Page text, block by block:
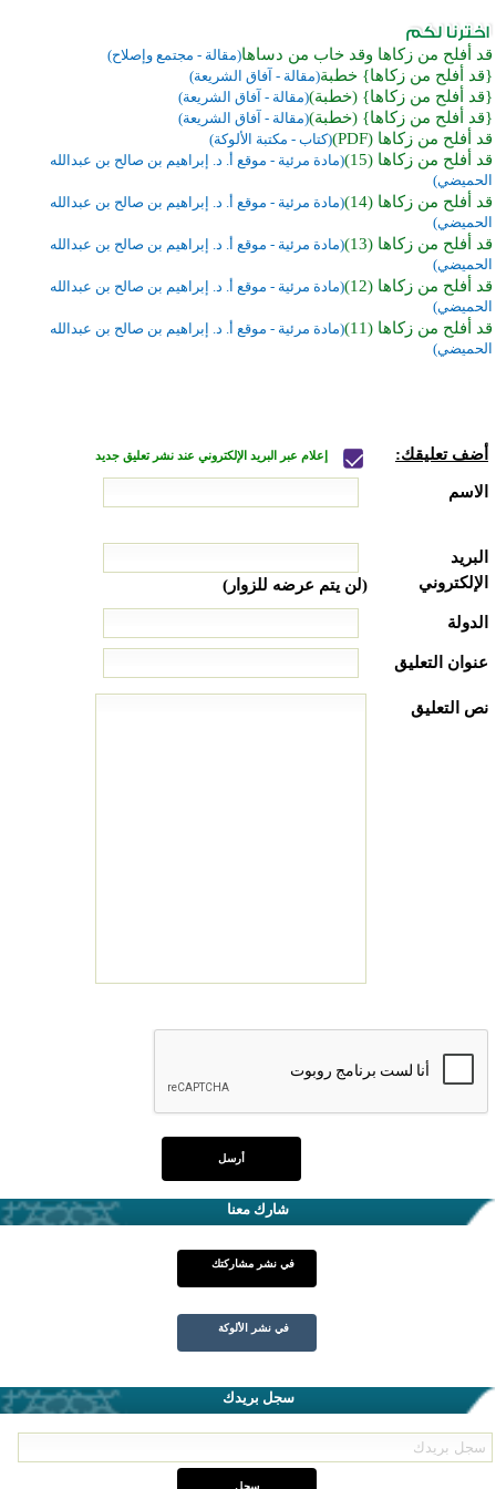
قد أفلح من زكاها وقد خاب من دساها(مقالة - مجتمع وإصلاح)
{قد أفلح من زكاها} خطبة(مقالة - آفاق الشريعة)
{قد أفلح من زكاها} (خطبة)(مقالة - آفاق الشريعة)
{قد أفلح من زكاها} (خطبة)(مقالة - آفاق الشريعة)
قد أفلح من زكاها (PDF) (كتاب - مكتبة الألوكة)
قد أفلح من زكاها (15) (مادة مرئية - موقع أ. د. إبراهيم بن صالح بن عبدالله
الحميضي)
قد أفلح من زكاها (14)
(مادة مرئية - موقع أ. د. إبراهيم بن صالح بن عبدالله
الحميضي)
قد أفلح من زكاها (13)
(مادة مرئية - موقع أ. د. إبراهيم بن صالح بن عبدالله
الحميضي)
قد أفلح من زكاها (12)
(مادة مرئية - موقع أ. د. إبراهيم بن صالح بن عبدالله
الحميضي)
قد أفلح من زكاها (11)
(مادة مرئية - موقع أ. د. إبراهيم بن صالح بن عبدالله
الحميضي)
أضف تعليقك: إعلام عبر البريد الإلكتروني عند نشر تعليق جديد
الاسم
البريد
الإلكتروني
(لن يتم عرضه للزوار)
الدولة
عنوان التعليق
نص التعليق
شارك معنا
في نشر مشاركتك
في نشر الألوكة
سجل بريدك